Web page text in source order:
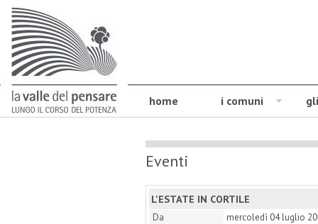
home i comuni
Eventi
L'ESTATE IN CORTILE
Da
mercoledì 04 luglio